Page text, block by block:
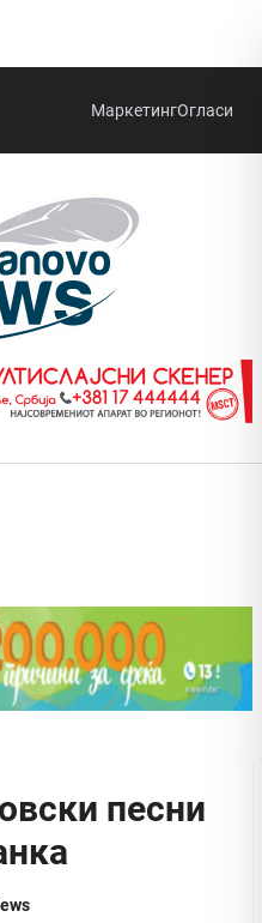
МаркетингОгласи
песни